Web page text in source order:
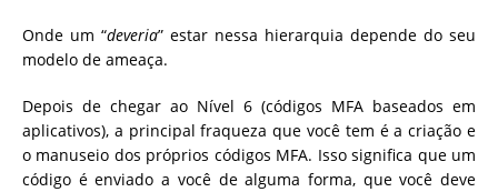
Onde um “deveria” estar nessa hierarquia depende do seu
modelo de ameaça.
Depois de chegar ao Nível 6 (códigos MFA baseados em
aplicativos), a principal fraqueza que você tem é a criação e
o manuseio dos próprios códigos MFA. Isso significa que um
código é enviado a você de alguma forma, que você deve